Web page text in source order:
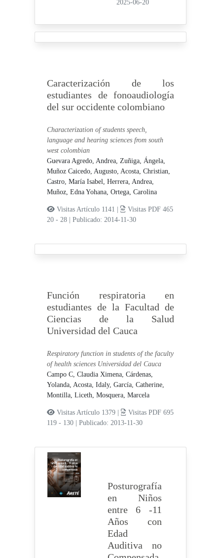
2025-06-20
Caracterización de los
estudiantes de fonoaudiología
del sur occidente colombiano
Characterization of students speech,
language and hearing sciences from south
west colombian
Guevara Agredo, Andrea,Zuñiga, Ángela,
Muñoz Caicedo, Augusto,Acosta, Christian,
Castro, María Isabel,Herrera, Andrea,
Muñoz, Edna Yohana,Ortega, Carolina
Visitas Artículo 1141 |
Visitas PDF 465
20 - 28
|Publicado: 2014-11-30
Función respiratoria en
estudiantes de la Facultad de
Ciencias de la Salud
Universidad del Cauca
Respiratory function in students of the faculty
of health sciences Universidad del Cauca
Campo C, Claudia Ximena,Cárdenas,
Yolanda,Acosta, Idaly,García, Catherine,
Montilla, Liceth,Mosquera, Marcela
Visitas Artículo 1379 |
Visitas PDF 695
119 - 130
|Publicado: 2013-11-30
Posturografía
en Niños
entre 6 -11
Años con
Edad
Auditiva no